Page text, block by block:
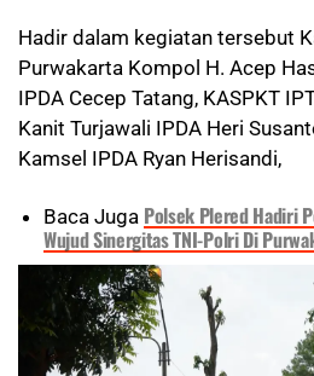
Hadir dalam kegiatan tersebut
Purwakarta Kompol H. Acep
IPDA Cecep Tatang, KASPKT
Kanit Turjawali IPDA Heri
Kamsel IPDA Ryan Herisandi,
Baca Juga Polsek Plered Hadiri
Wujud Sinergitas TNI-Polri Di